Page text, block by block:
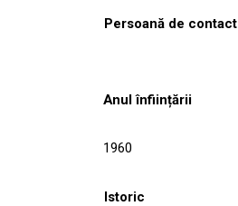
Persoană de contact
Anul înființării
1960
Istoric